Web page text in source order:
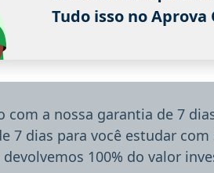
Tudo isso no Aprova
com a nossa garantia de 7
7 dias para você estudar
100% do valor